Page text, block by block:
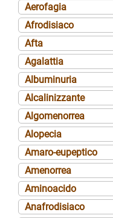
Aerofagia
Afrodisiaco
Afta
Agalattia
Albuminuria
Alcalinizzante
Algomenorrea
Alopecia
Amaro-eupeptico
Amenorrea
Aminoacido
Anafrodisiaco